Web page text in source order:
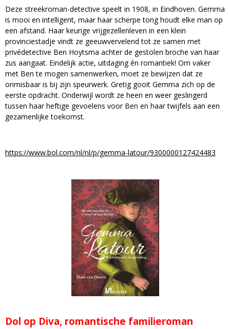
Deze streekroman-detective speelt in 1908, in Eindhoven. Gemma
is mooi en intelligent, maar haar scherpe tong houdt elke man op
een afstand. Haar keurige vrijgezellenleven in een klein
provinciestadje vindt ze geeuwvervelend tot ze samen met
privédetective Ben Hoytsma achter de gestolen broche van haar
zus aangaat. Eindelijk actie, uitdaging én romantiek! Om vaker
met Ben te mogen samenwerken, moet ze bewijzen dat ze
onmisbaar is bij zijn speurwerk. Gretig gooit Gemma zich op de
eerste opdracht. Onderwijl wordt ze heen en weer geslingerd
tussen haar heftige gevoelens voor Ben en haar twijfels aan een
gezamenlijke toekomst.
https://www.bol.com/nl/nl/p/gemma-latour/9300000127424483
Dol op Diva, romantische familieroman